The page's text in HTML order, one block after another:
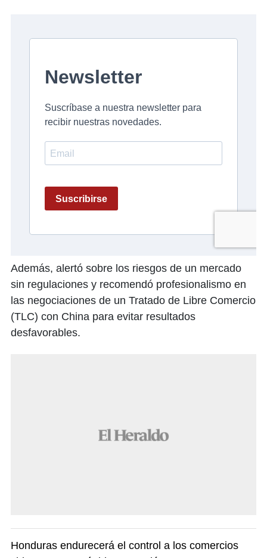
Además, alertó sobre los riesgos de un mercado
sin regulaciones y recomendó profesionalismo en
las negociaciones de un Tratado de Libre Comercio
(TLC) con China para evitar resultados
desfavorables.
Honduras endurecerá el control a los comercios